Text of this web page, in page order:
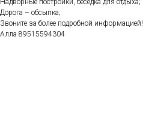
Дорога – обсыпка;
Звоните за более подробной информацией!
Алла 89515594304